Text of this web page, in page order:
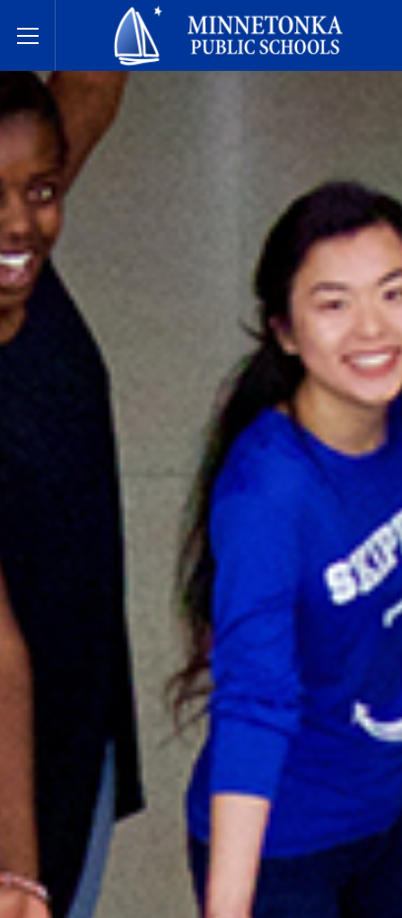
Toggle Menu
בתי הספר הציבוריים של מינטונקה